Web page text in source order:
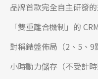
品牌首款完全自主研發
「雙重離合機制」的
對稱錶盤佈局（2、5、
小時動力儲存（不受計